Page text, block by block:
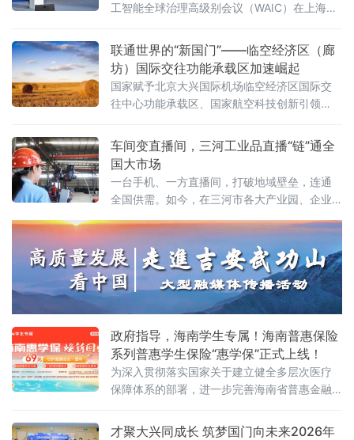
工智能全球治理高级别会议（WAIC）在上海举
WAIC持续汇聚前沿技术、产业实践与全球智
慧，推动人工智能更好地服务经济社会发展。
联通世界的“新国门”——临空经济区（廊
坊）国际交往功能承载区加速崛起
国家赋予北京大兴国际机场临空经济区国际交
往中心功能承载区、国家航空科技创新引领
位。近年来，临空经济区（廊坊）紧扣“三区”建
设目标，依托大兴机场世界级航空枢纽优势，
持续拓展国际商务交往与文化交流功能，全力
构筑首都“新国门”，打造京津冀协同发展的重要
引擎，国际交往中心功能承载区的定位愈发清
晰、分量愈发厚重。
车间变直播间，三河工业品直播“链”通全
国大市场
一台手机、一方直播间，打破地域壁垒，连通
全国供需。如今，在三河市各大产业园、企业
尚。从智能家居制造到精密工业制冷，从越野
改装配件到高端装备制造，越来越多三河传统
工业企业跳出线下经销、上门拓客的固有模
式，以直播间为新赛道，让车间变镜头、产品
上云端、销路通全国。
政府指导，海南学生专属！海南普惠保险
系列普惠学生保险“惠学保”正式上线！
为深入贯彻落实国家关于建立健全多层次医疗
保障体系的部署，进一步完善海南省普惠金融
式上线发布。
才聚大兴同成长 筑梦国门向未来2026年